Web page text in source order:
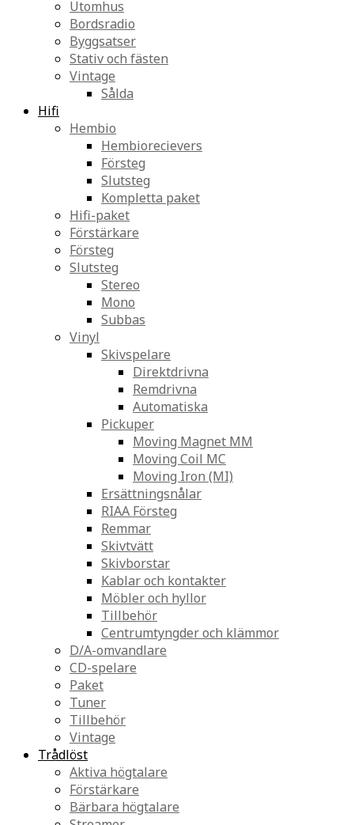
Utomhus
Bordsradio
Byggsatser
Stativ och fästen
Vintage
Sålda
Hifi
Hembio
Hembiorecievers
Försteg
Slutsteg
Kompletta paket
Hifi-paket
Förstärkare
Försteg
Slutsteg
Stereo
Mono
Subbas
Vinyl
Skivspelare
Direktdrivna
Remdrivna
Automatiska
Pickuper
Moving Magnet MM
Moving Coil MC
Moving Iron (MI)
Ersättningsnålar
RIAA Försteg
Remmar
Skivtvätt
Skivborstar
Kablar och kontakter
Möbler och hyllor
Tillbehör
Centrumtyngder och klämmor
D/A-omvandlare
CD-spelare
Paket
Tuner
Tillbehör
Vintage
Trådlöst
Aktiva högtalare
Förstärkare
Bärbara högtalare